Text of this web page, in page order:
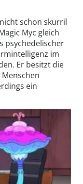
schon skurril
Myc gleich
psychedelischer
im
Er besitzt die
ein